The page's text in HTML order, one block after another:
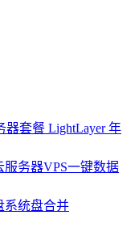
器套餐 LightLayer 年
服务器VPS一键数据
系统盘合并